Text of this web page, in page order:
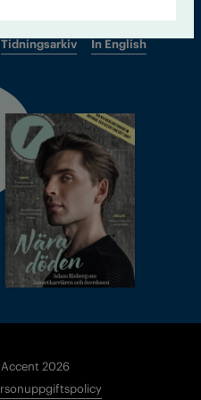
Tidningsarkiv In English
2026